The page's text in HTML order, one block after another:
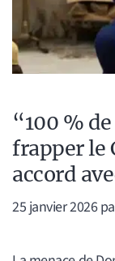
“100 %
frapper le
accord
25 janvier 2026